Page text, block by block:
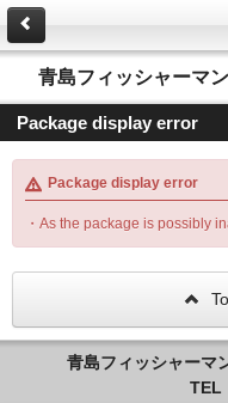
青島フィッシャーマ
Package display error
Package display error
・As the package is possibly
青島フィッシャーマ
TEL